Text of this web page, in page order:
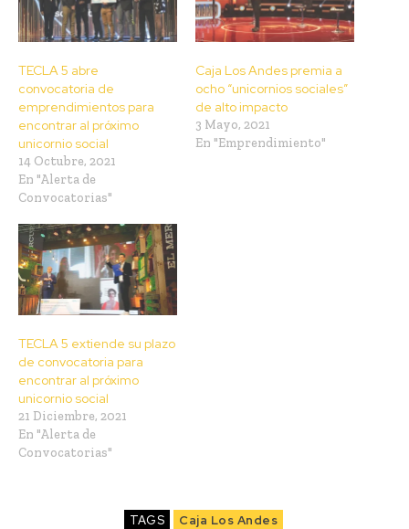
TECLA 5 abre
convocatoria de
emprendimientos para
encontrar al próximo
unicornio social
14 Octubre, 2021
En "Alerta de
Convocatorias"
Caja Los Andes premia a
ocho “unicornios sociales”
de alto impacto
3 Mayo, 2021
En "Emprendimiento"
TECLA 5 extiende su plazo
de convocatoria para
encontrar al próximo
unicornio social
21 Diciembre, 2021
En "Alerta de
Convocatorias"
TAGS Caja Los Andes